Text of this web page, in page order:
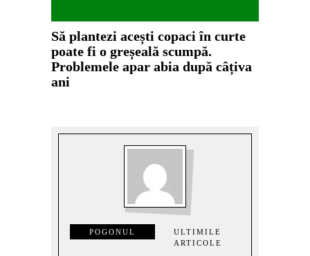
Să plantezi acești copaci în curte
poate fi o greșeală scumpă.
Problemele apar abia după câțiva
ani
POGONUL
ULTIMILE
ARTICOLE